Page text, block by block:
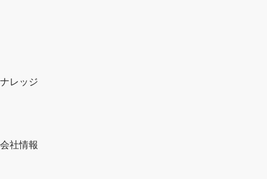
ナレッジ
会社情報